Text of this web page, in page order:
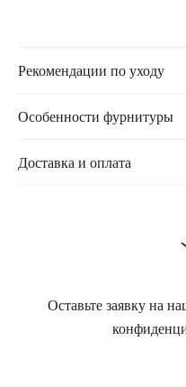
Рекомендации по уходу
Особенности фурнитуры
Доставка и оплата
Оставьте заявку на